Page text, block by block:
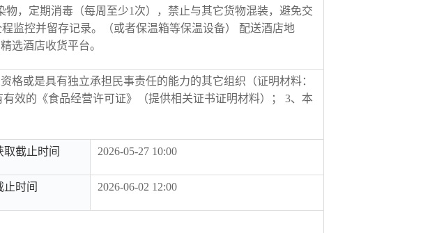
，定期消毒（每周至少1次），禁止与其它货物混装，避免交
监控并留存记录。（或者保温箱等保温设备） 配送酒店地
选酒店收货平台。
格或是具有独立承担民事责任的能力的其它组织（证明材料：
效的《食品经营许可证》（提供相关证书证明材料）； 3、本
取截止时间 2026-05-27 10:00
止时间 2026-06-02 12:00